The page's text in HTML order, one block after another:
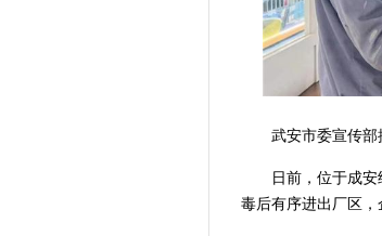
武安市委宣传部
日前，位于成
毒后有序进出厂区，